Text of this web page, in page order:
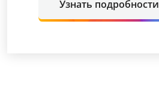
Узнать подробности